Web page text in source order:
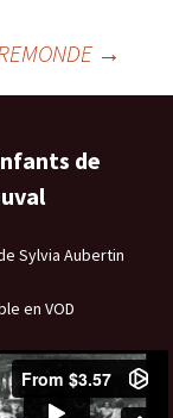
→
de
Sylvia Aubertin
en VOD